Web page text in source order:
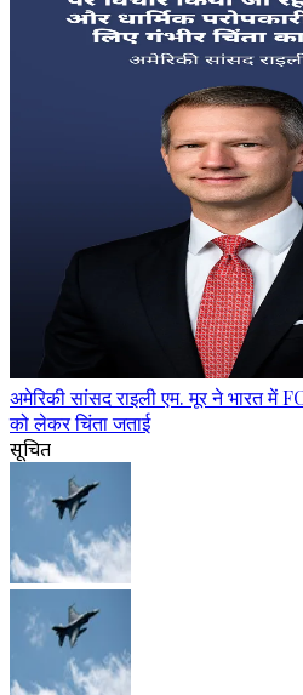
अमेरिकी सांसद राइली एम. मूर ने भारत में
को लेकर चिंता जताई
सूचित